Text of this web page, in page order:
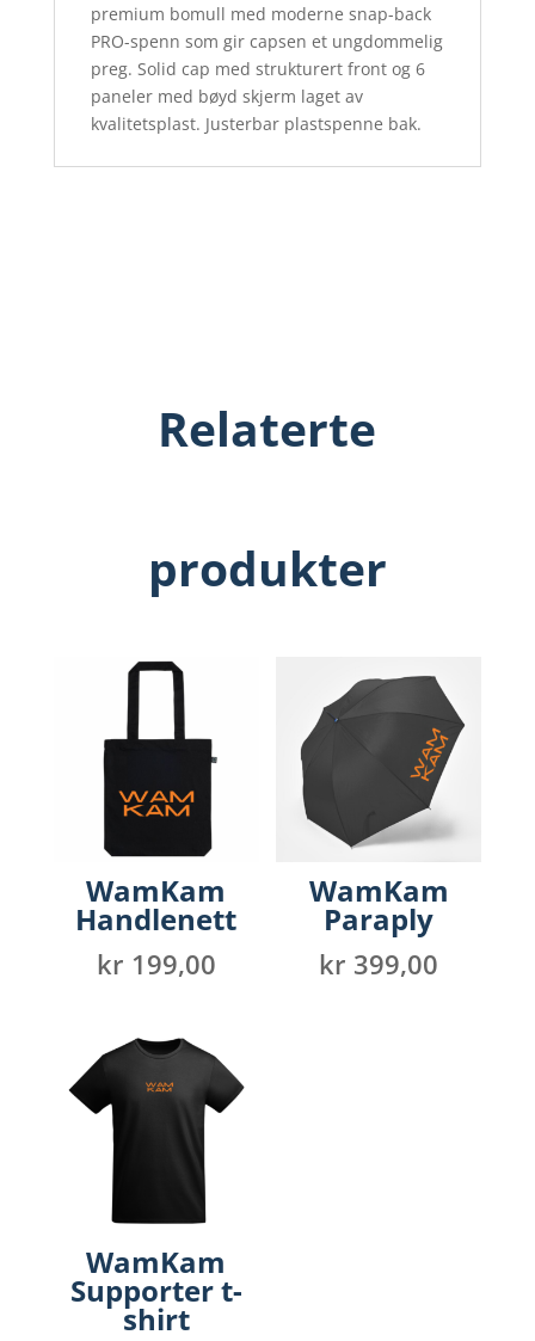
premium bomull med moderne snap-back
PRO-spenn som gir capsen et ungdommelig
preg. Solid cap med strukturert front og 6
paneler med bøyd skjerm laget av
kvalitetsplast. Justerbar plastspenne bak.
Relaterte
produkter
WamKam
Handlenett
kr 199,00
WamKam
Paraply
kr 399,00
WamKam
Supporter t-
shirt